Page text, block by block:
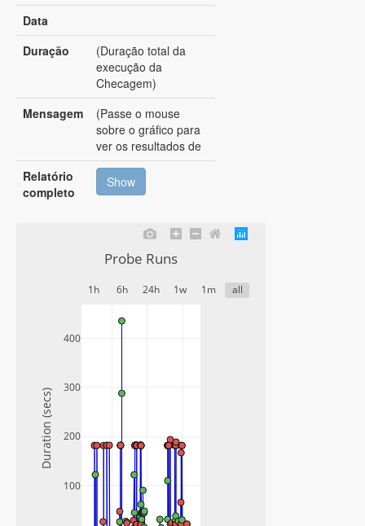
Data
Duração
(Duração total da
execução da
Checagem)
Mensagem
(Passe o mouse
sobre o gráfico para
ver os resultados de
Execução)
Relatório
completo
Show
100
200
300
400
1h 6h 24h 1w 1m all
Probe Runs
Duration (secs)